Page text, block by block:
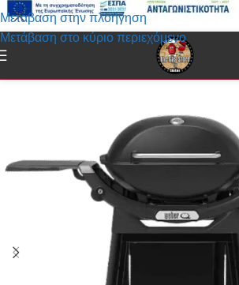
Μετάβαση στην πλοήγηση
Μετάβαση στο κύριο περιεχόμενο